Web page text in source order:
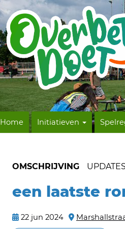
Home Initiatieven
OMSCHRIJVING UPDATES
een laatste
22 jun 2024